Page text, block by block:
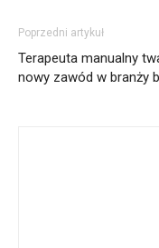
Poprzedni artykuł
Terapeuta manualny
nowy zawód w branży